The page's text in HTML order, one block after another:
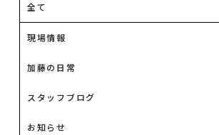
全て
現場情報
加藤の日常
スタッフブログ
お知らせ